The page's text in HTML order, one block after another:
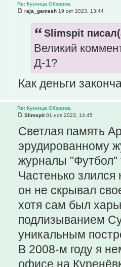
Re: Кузница Обзоров.
raja_gamesh 19 окт 2023, 13:44
Slimspit
Великий
Д-1?
Как деньги
Re: Кузница Обзоров.
Slimspit01 ноя 2023, 14:45
Светлая память
эрудированному
журналы "Футбол"
Частенько
он не скрывал
хотя сам был
подлизыванием
уникальным
В 2008-м году я
офисе на